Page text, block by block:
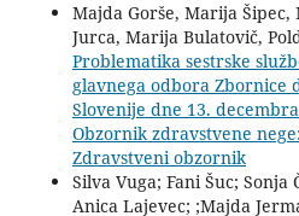
Majda Gorše, Marija
Jurca, Marija Bulatovič,
Problematika sestrske
glavnega odbora Zbornice
Slovenije dne 13.
Obzornik zdravstvene
Zdravstveni obzornik
Silva Vuga; Fani Šuc; Sonja
Anica Lajevec; ;Majda